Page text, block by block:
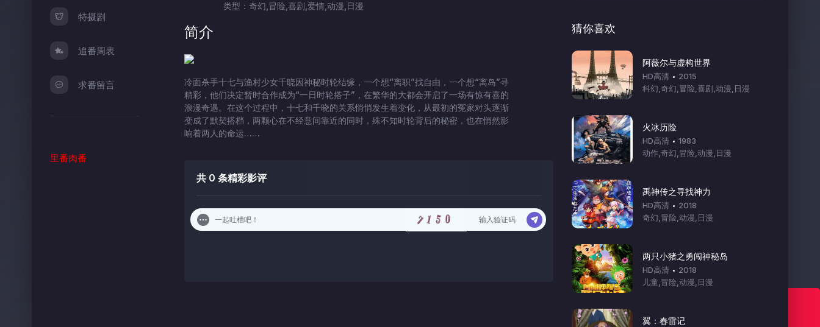
Www.7sefun.Top
特摄剧
追番周表
求番留言
里番肉番
类型：奇幻,冒险,喜剧,爱情,动漫,日漫
简介
冷面杀手十七与渔村少女千晓因神秘时轮结缘，一个想“离职”找自由，一个想“离岛”寻
精彩，他们决定暂时合作成为“一日时轮搭子”，在繁华的大都会开启了一场有惊有喜的
浪漫奇遇。在这个过程中，十七和千晓的关系悄悄发生着变化，从最初的冤家对头逐渐
变成了默契搭档，两颗心在不经意间靠近的同时，殊不知时轮背后的秘密，也在悄然影
响着两人的命运……
共 0 条精彩影评
猜你喜欢
阿薇尔与虚构世界
HD高清
2015
科幻,奇幻,冒险,喜剧,动漫,日漫
火冰历险
HD高清
1983
动作,奇幻,冒险,动漫,日漫
禹神传之寻找神力
HD高清
2018
奇幻,冒险,动漫,日漫
两只小猪之勇闯神秘岛
HD高清
2018
儿童,冒险,动漫,日漫
翼：春雷记